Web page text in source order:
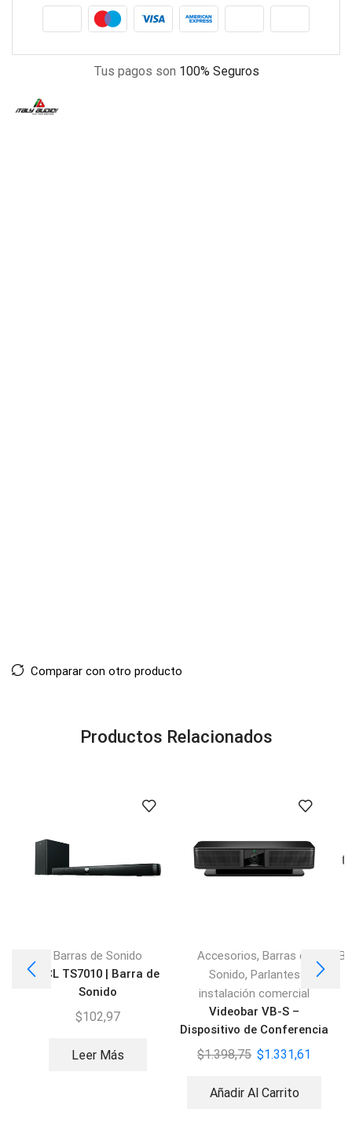
Tus pagos son 100% Seguros
Comparar con otro producto
Productos Relacionados
Barras de Sonido
TCL TS7010 | Barra de
Sonido
$102,97
Leer Más
Accesorios, Barras de
Sonido, Parlantes
instalación comercial
Videobar VB-S –
Dispositivo de Conferencia
$1.398,75 $1.331,61
Añadir Al Carrito